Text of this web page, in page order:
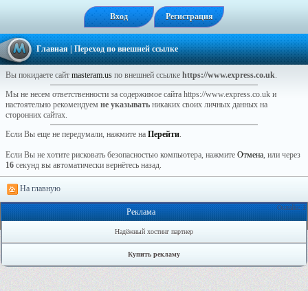
Вход Регистрация
Главная| Переход по внешней ссылке
Вы покидаете сайт masteram.us по внешней ссылке https://www.express.co.uk.
Мы не несем ответственности за содержимое сайта https://www.express.co.uk и
настоятельно рекомендуем не указывать никаких своих личных данных на
сторонних сайтах.
Если Вы еще не передумали, нажмите на Перейти.
Если Вы не хотите рисковать безопасностью компьютера, нажмите Отмена, или через
16 секунд вы автоматически вернётесь назад.
На главную
Онлайн: 1
Реклама
Надёжный хостинг партнер
Купить рекламу